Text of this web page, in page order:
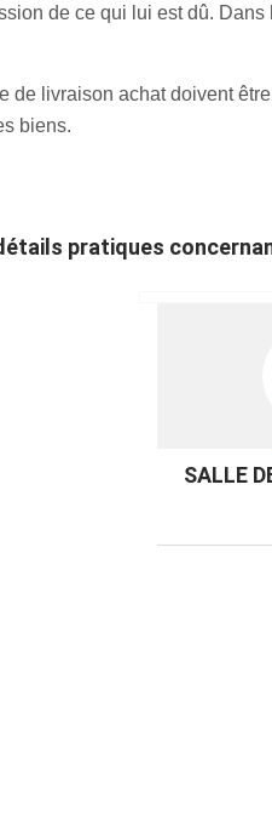
de ce qui lui est dû.
de livraison achat doivent
biens.
pratiques
SALLE